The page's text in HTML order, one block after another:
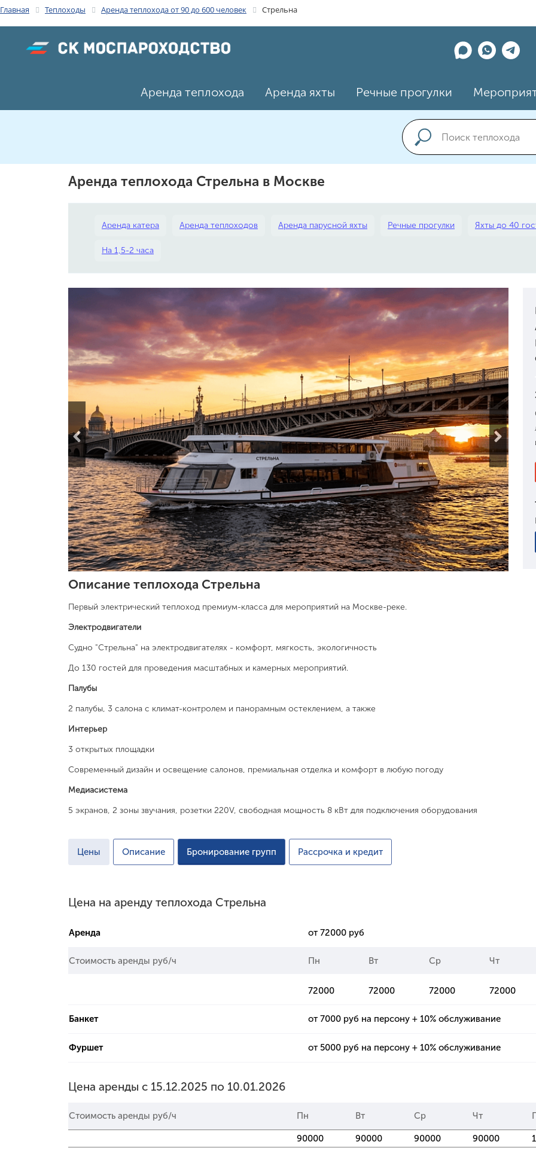
Главная Теплоходы Аренда теплохода от 90 до 600 человек Стрельна
Аренда теплохода Аренда яхты Речные прогулки
Аренда теплохода Стрельна в Москве
Аренда катера Аренда теплоходов Аренда парусной яхты Речные прогулки Яхты до 40
На 1,5-2 часа
Описание теплохода Стрельна
Первый электрический теплоход премиум-класса для мероприятий на Москве-реке.
Электродвигатели
Судно "Стрельна" на электродвигателях - комфорт, мягкость, экологичность
До 130 гостей для проведения масштабных и камерных мероприятий.
Палубы
2 палубы, 3 салона с климат-контролем и панорамным остеклением, а также
Интерьер
3 открытых площадки
Современный дизайн и освещение салонов, премиальная отделка и комфорт в любую погоду
Медиасистема
5 экранов, 2 зоны звучания, розетки 220V, свободная мощность 8 кВт для подключения оборудования
Цены Описание Бронирование групп Рассрочка и кредит
Цена на аренду теплохода Стрельна
Аренда от 72000 руб
Стоимость аренды руб/ч Пн Вт Ср Чт
72000 72000 72000 72000
Банкет от 7000 руб на персону + 10% обслуживание
Фуршет от 5000 руб на персону + 10% обслуживание
Цена аренды с 15.12.2025 по 10.01.2026
Стоимость аренды руб/ч Пн Вт Ср Чт
90000 90000 90000 90000